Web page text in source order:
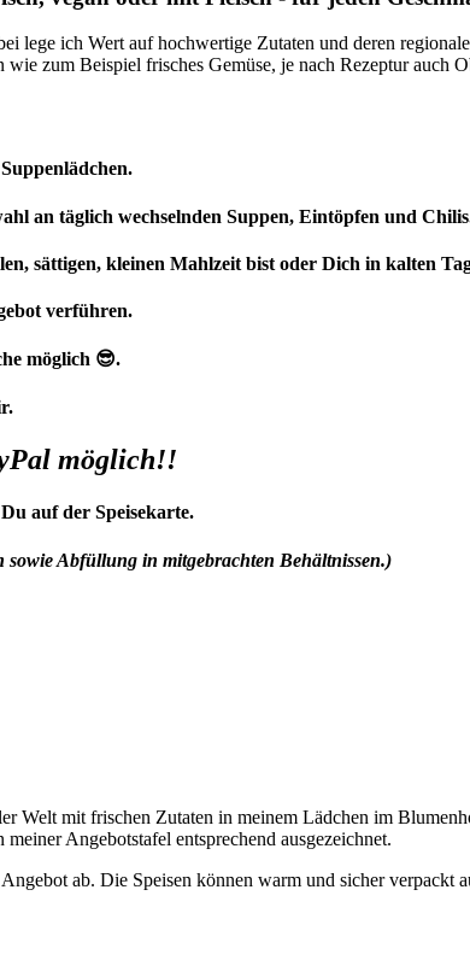
lege ich Wert auf hochwertige Zutaten und deren
zum Beispiel frisches Gemüse, je nach Rezeptur auch
an täglich wechselnden Suppen, Eintöpfen und
sättigen, kleinen Mahlzeit bist oder Dich in kalten
verführen.
möglich 😎.
möglich!!
auf der Speisekarte.
sowie Abfüllung in mitgebrachten Behältnissen.)
Welt mit frischen Zutaten in meinem Lädchen im
Angebotstafel entsprechend ausgezeichnet.
ab. Die Speisen können warm und sicher